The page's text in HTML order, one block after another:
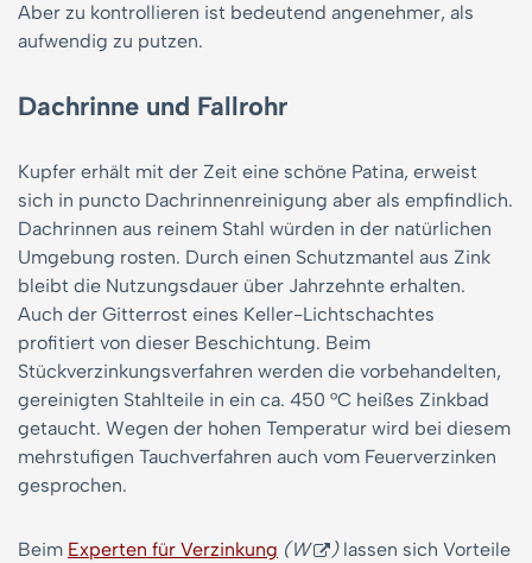
Aber zu kontrollieren ist bedeutend angenehmer, als
aufwendig zu putzen.
Dachrinne und Fallrohr
Kupfer erhält mit der Zeit eine schöne Patina, erweist
sich in puncto Dachrinnenreinigung aber als empfindlich.
Dachrinnen aus reinem Stahl würden in der natürlichen
Umgebung rosten. Durch einen Schutzmantel aus Zink
bleibt die Nutzungsdauer über Jahrzehnte erhalten.
Auch der Gitterrost eines Keller-Lichtschachtes
profitiert von dieser Beschichtung. Beim
Stückverzinkungsverfahren werden die vorbehandelten,
gereinigten Stahlteile in ein ca. 450 °C heißes Zinkbad
getaucht. Wegen der hohen Temperatur wird bei diesem
mehrstufigen Tauchverfahren auch vom Feuerverzinken
gesprochen.
Beim Experten für Verzinkung (W )lassen sich Vorteile